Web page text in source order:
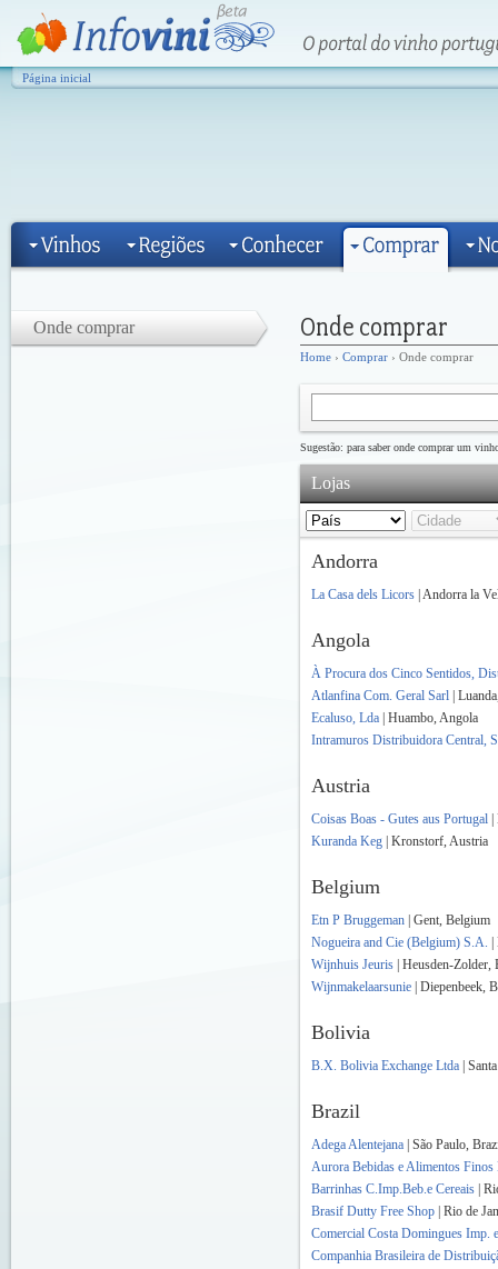
Página inicial
Onde comprar
Home › Comprar › Onde comprar
Sugestão: para saber onde comprar um
Lojas
Andorra
La Casa dels Licors | Andorra la
Angola
À Procura dos Cinco Sentidos,
Atlanfina Com. Geral Sarl |
Ecaluso, Lda | Huambo, Angola
Intramuros Distribuidora Central,
Austria
Coisas Boas - Gutes aus Portugal
Kuranda Keg | Kronstorf, Austria
Belgium
Etn P Bruggeman | Gent, Belgium
Nogueira and Cie (Belgium) S.A.
Wijnhuis Jeuris | Heusden-Zolder,
Wijnmakelaarsunie | Diepenbeek,
Bolivia
B.X. Bolivia Exchange Ltda |
Brazil
Adega Alentejana | São Paulo,
Aurora Bebidas e Alimentos Finos
Barrinhas C.Imp.Beb.e Cereais |
Brasif Dutty Free Shop | Rio de
Comercial Costa Domingues Imp.
Companhia Brasileira de